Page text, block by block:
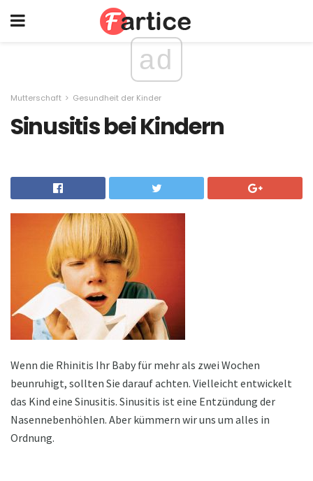
ad
Mutterschaft Gesundheit der Kinder
Sinusitis bei Kindern
Wenn die Rhinitis Ihr Baby für mehr als zwei Wochen
beunruhigt, sollten Sie darauf achten. Vielleicht entwickelt
das Kind eine Sinusitis. Sinusitis ist eine Entzündung der
Nasennebenhöhlen. Aber kümmern wir uns um alles in
Ordnung.